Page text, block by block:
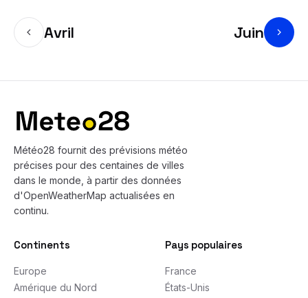
Avril Juin
Météo28 fournit des prévisions météo
précises pour des centaines de villes
dans le monde, à partir des données
d'OpenWeatherMap actualisées en
continu.
Continents
Europe
Amérique du Nord
Pays populaires
France
États-Unis